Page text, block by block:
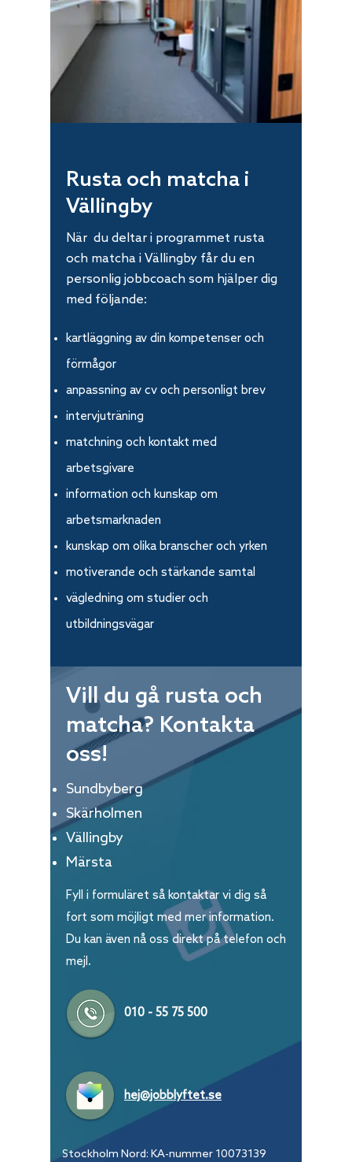
Rusta och matcha i
Vällingby
När du deltar i programmet rusta
och matcha i Vällingby får du en
personlig jobbcoach som hjälper dig
med följande:
kartläggning av din kompetenser och
förmågor
anpassning av cv och personligt brev
intervjuträning
matchning och kontakt med
arbetsgivare
information och kunskap om
arbetsmarknaden
kunskap om olika branscher och yrken
motiverande och stärkande samtal
vägledning om studier och
utbildningsvägar
Vill du gå rusta och
matcha? Kontakta
oss!
Sundbyberg
Skärholmen
Vällingby
Märsta
Fyll i formuläret så kontaktar vi dig så
fort som möjligt med mer information.
Du kan även nå oss direkt på telefon och
mejl.
010 - 55 75 500
hej@jobblyftet.se
Stockholm Nord: KA-nummer 10073139